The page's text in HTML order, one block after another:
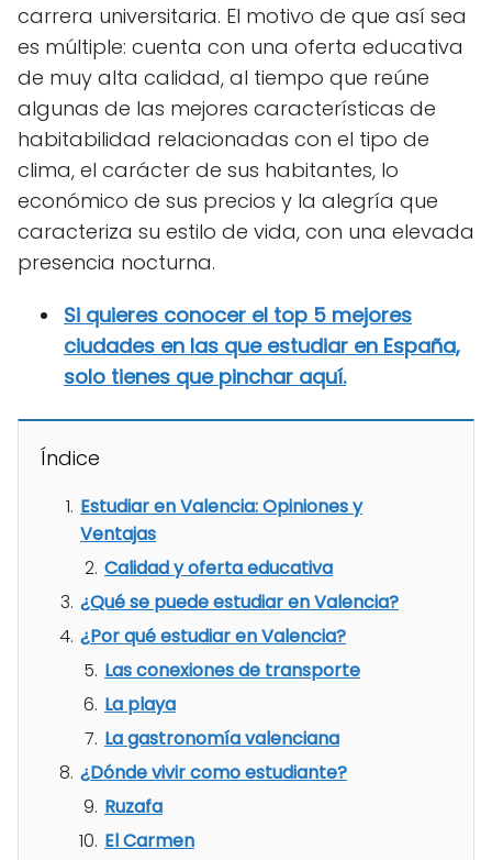
carrera universitaria. El motivo de que así sea
es múltiple: cuenta con una oferta educativa
de muy alta calidad, al tiempo que reúne
algunas de las mejores características de
habitabilidad relacionadas con el tipo de
clima, el carácter de sus habitantes, lo
económico de sus precios y la alegría que
caracteriza su estilo de vida, con una elevada
presencia nocturna.
Si quieres conocer el top 5 mejores
ciudades en las que estudiar en España,
solo tienes que pinchar aquí.
Índice
Estudiar en Valencia: Opiniones y
Ventajas
Calidad y oferta educativa
¿Qué se puede estudiar en Valencia?
¿Por qué estudiar en Valencia?
Las conexiones de transporte
La playa
La gastronomía valenciana
¿Dónde vivir como estudiante?
Ruzafa
El Carmen